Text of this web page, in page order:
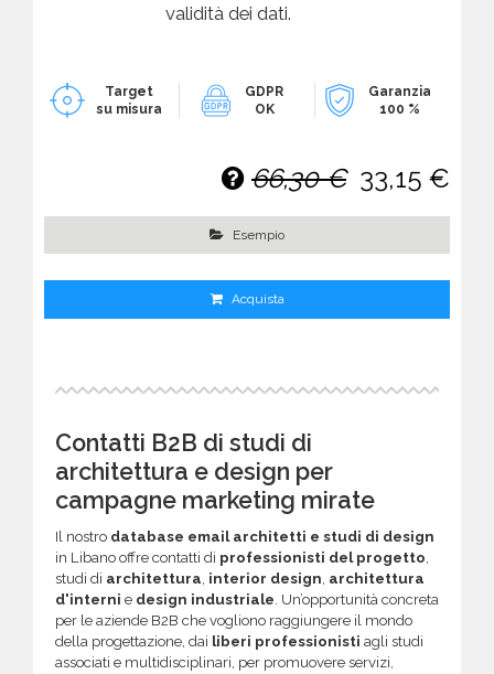
validità dei dati.
Target
su misura
GDPR
OK
Garanzia
100 %
66,30 € 33,15 €
Esempio
Acquista
Contatti B2B di studi di
architettura e design per
campagne marketing mirate
Il nostro database email architetti e studi di design
in Libano offre contatti di professionisti del progetto,
studi di architettura, interior design, architettura
d'interni e design industriale. Un’opportunità concreta
per le aziende B2B che vogliono raggiungere il mondo
della progettazione, dai liberi professionisti agli studi
associati e multidisciplinari, per promuovere servizi,